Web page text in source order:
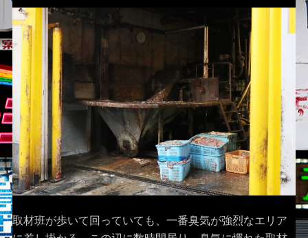
取材班が歩いて回っていても、一番臭気が強烈なエリア